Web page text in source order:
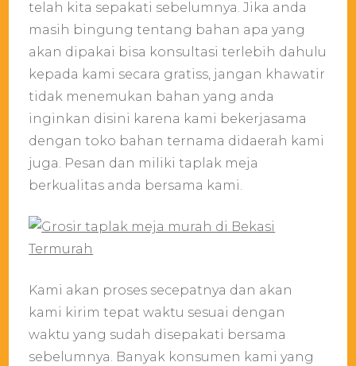
telah kita sepakati sebelumnya. Jika anda
masih bingung tentang bahan apa yang
akan dipakai bisa konsultasi terlebih dahulu
kepada kami secara gratiss, jangan khawatir
tidak menemukan bahan yang anda
inginkan disini karena kami bekerjasama
dengan toko bahan ternama didaerah kami
juga. Pesan dan miliki taplak meja
berkualitas anda bersama kami.
Kami akan proses secepatnya dan akan
kami kirim tepat waktu sesuai dengan
waktu yang sudah disepakati bersama
sebelumnya. Banyak konsumen kami yang